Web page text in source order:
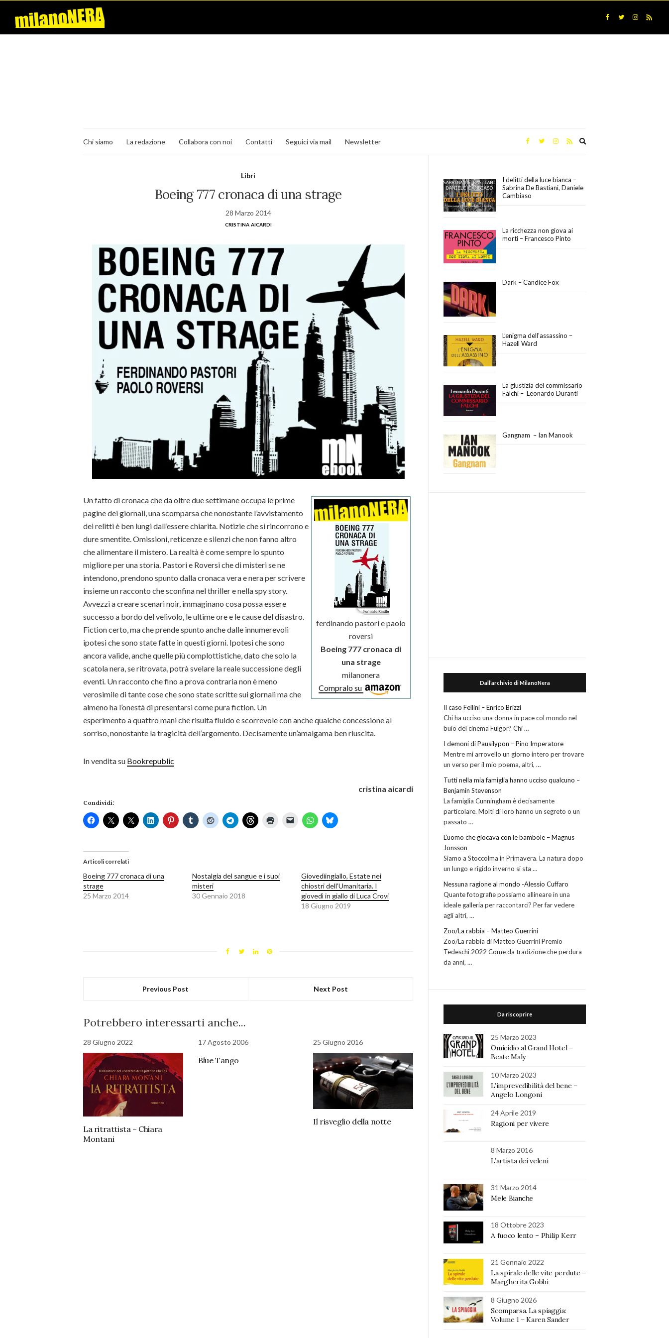
Chi siamo La redazione Collabora con noi Contatti Seguici via mail Newsletter
Libri
Boeing 777 cronaca di una strage
28 Marzo 2014
cristina aicardi
ferdinando pastori e paolo
roversi
Boeing 777 cronaca di
una strage
milanonera
Compralo su
Un fatto di cronaca che da oltre due settimane occupa le prime
pagine dei giornali, una scomparsa che nonostante l’avvistamento
dei relitti è ben lungi dall’essere chiarita. Notizie che si rincorrono e
dure smentite. Omissioni, reticenze e silenzi che non fanno altro
che alimentare il mistero. La realtà è come sempre lo spunto
migliore per una storia. Pastori e Roversi che di misteri se ne
intendono, prendono spunto dalla cronaca vera e nera per scrivere
insieme un racconto che sconfina nel thriller e nella spy story.
Avvezzi a creare scenari noir, immaginano cosa possa essere
successo a bordo del velivolo, le ultime ore e le cause del disastro.
Fiction certo, ma che prende spunto anche dalle innumerevoli
ipotesi che sono state fatte in questi giorni. Ipotesi che sono
ancora valide, anche quelle più complottistiche, dato che solo la
scatola nera, se ritrovata, potrà svelare la reale successione degli
eventi. Un racconto che fino a prova contraria non è meno
verosimile di tante cose che sono state scritte sui giornali ma che
almeno ha l’onestà di presentarsi come pura fiction. Un
esperimento a quattro mani che risulta fluido e scorrevole con anche qualche concessione al
sorriso, nonostante la tragicità dell’argomento. Decisamente un’amalgama ben riuscita.
In vendita su Bookrepublic
cristina aicardi
Condividi:
Articoli correlati
Boeing 777 cronaca di una
strage
25 Marzo 2014
Nostalgia del sangue e i suoi
misteri
30 Gennaio 2018
Giovedìingiallo, Estate nei
chiostri dell’Umanitaria. I
giovedì in giallo di Luca Crovi
18 Giugno 2019
Previous Post Next Post
Potrebbero interessarti anche...
28 Giugno 2022
La ritrattista – Chiara
Montani
17 Agosto 2006
Blue Tango
25 Giugno 2016
Il risveglio della notte
I delitti della luce bianca –
Sabrina De Bastiani, Daniele
Cambiaso
La ricchezza non giova ai
morti – Francesco Pinto
Dark – Candice Fox
L’enigma dell’assassino –
Hazell Ward
La giustizia del commissario
Falchi – Leonardo Duranti
Gangnam – Ian Manook
Dall’archivio di MilanoNera
Il caso Fellini – Enrico Brizzi
Chi ha ucciso una donna in pace col mondo nel
buio del cinema Fulgor? Chi …
I demoni di Pausilypon – Pino Imperatore
Mentre mi arrovello un giorno intero per trovare
un verso per il mio poema, altri, …
Tutti nella mia famiglia hanno ucciso qualcuno –
Benjamin Stevenson
La famiglia Cunningham è decisamente
particolare. Molti di loro hanno un segreto o un
passato …
L’uomo che giocava con le bambole – Magnus
Jonsson
Siamo a Stoccolma in Primavera. La natura dopo
un lungo e rigido inverno si sta …
Nessuna ragione al mondo -Alessio Cuffaro
Quante fotografie possiamo allineare in una
ideale galleria per raccontarci? Per far vedere
agli altri, …
Zoo/La rabbia – Matteo Guerrini
Zoo/La rabbia di Matteo Guerrini Premio
Tedeschi 2022 Come da tradizione che perdura
da anni, …
Da riscoprire
25 Marzo 2023
Omicidio al Grand Hotel –
Beate Maly
10 Marzo 2023
L’imprevedibilità del bene –
Angelo Longoni
24 Aprile 2019
Ragioni per vivere
8 Marzo 2016
L’artista dei veleni
31 Marzo 2014
Mele Bianche
18 Ottobre 2023
A fuoco lento – Philip Kerr
21 Gennaio 2022
La spirale delle vite perdute –
Margherita Gobbi
8 Giugno 2026
Scomparsa. La spiaggia:
Volume 1 – Karen Sander